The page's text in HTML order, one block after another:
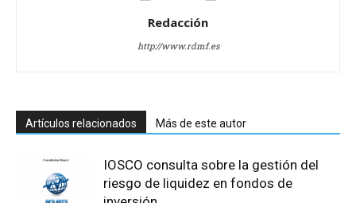
Redacción
http://www.rdmf.es
Artículos relacionados Más de este autor
IOSCO consulta sobre la gestión del
riesgo de liquidez en fondos de